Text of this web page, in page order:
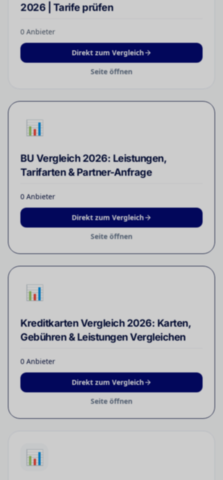
2026 | Tarife prüfen
0 Anbieter
Direkt zum Vergleich
Seite öffnen
📊
BU Vergleich 2026: Leistungen,
Tarifarten & Partner-Anfrage
0Anbieter
Direkt zum Vergleich
Seite öffnen
📊
Kreditkarten Vergleich 2026: Karten,
Gebühren & Leistungen Vergleichen
0Anbieter
Direkt zum Vergleich
Seite öffnen
📊